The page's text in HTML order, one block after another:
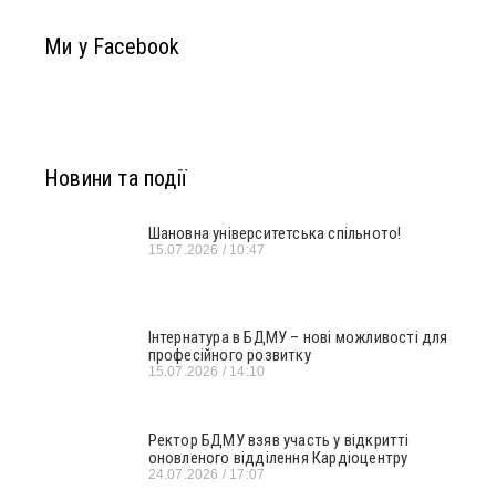
Ми у Facebook
Новини та події
Шановна університетська спільното!
15.07.2026 10:47
Інтернатура в БДМУ – нові можливості для
професійного розвитку
15.07.2026 14:10
Ректор БДМУ взяв участь у відкритті
оновленого відділення Кардіоцентру
24.07.2026 17:07